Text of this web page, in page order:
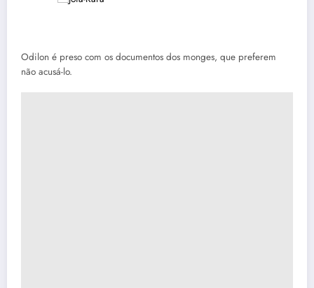
Odilon é preso com os documentos dos monges, que preferem
não acusá-lo.